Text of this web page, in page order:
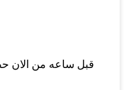
قبل ساعه من الان